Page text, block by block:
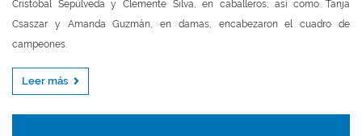
Cristóbal Sepúlveda y Clemente Silva, en caballeros; así como Tanja
Csaszar y Amanda Guzmán, en damas, encabezaron el cuadro de
campeones.
Leer más